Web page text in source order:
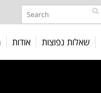
אודות שאלות נפוצות